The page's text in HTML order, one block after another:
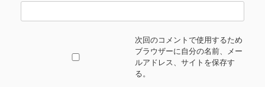
次回のコメントで使用するため
ブラウザーに自分の名前、メー
ルアドレス、サイトを保存す
る。